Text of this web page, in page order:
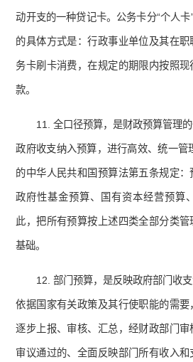
动开支的一种贷记卡。公务卡分“个人卡
的具体方式是：行政事业单位及其在
务卡刷卡消费，在规定的期限内按照
款。
11. 全口径预算，是财政预算管理
政府收支纳入预算，进行高效、统一管
的中华人民共和国预算法第五条规定：
政府性基金预算、国有资本经营预算
此，把所有预算按上述四类全部分类
基础。
12. 部门预算，是反映政府部门收
依据国家有关政策及其行使职能的需要
逐步上报、审核、汇总，经财政部门
审议通过的、全面反映部门所有收入和